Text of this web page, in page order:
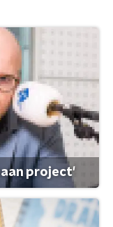
project'